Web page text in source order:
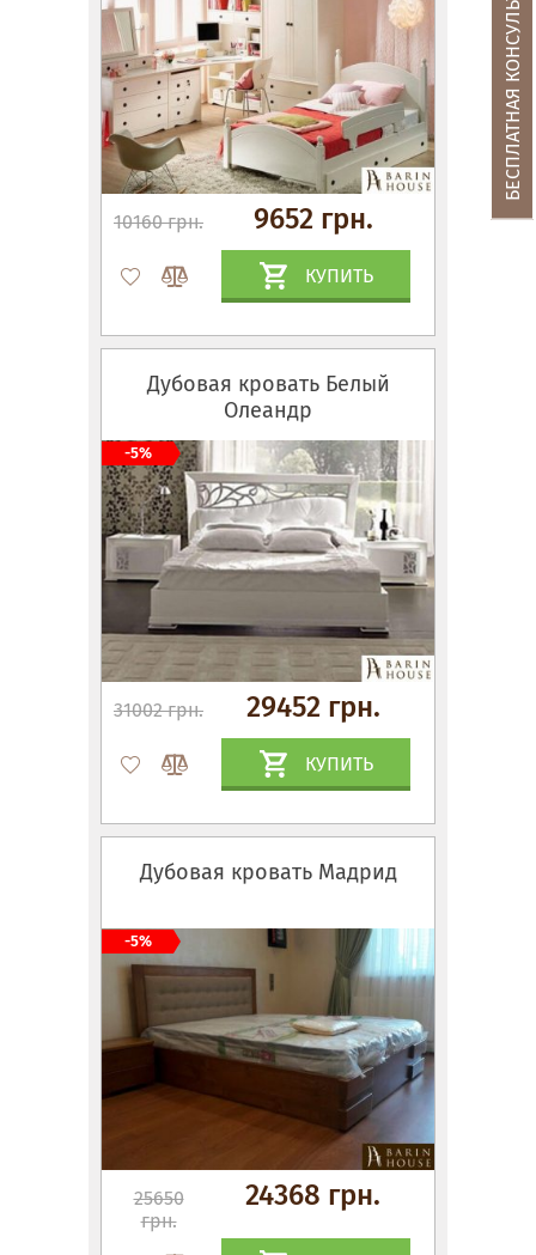
10160 грн. 9652 грн.
КУПИТЬ
Дубовая кровать Белый
Олеандр
31002 грн. 29452 грн.
КУПИТЬ
-5%
Дубовая кровать Мадрид
25650
грн.
24368 грн.
-5%
БЕСПЛАТНАЯ КОНСУЛЬТАЦИЯ